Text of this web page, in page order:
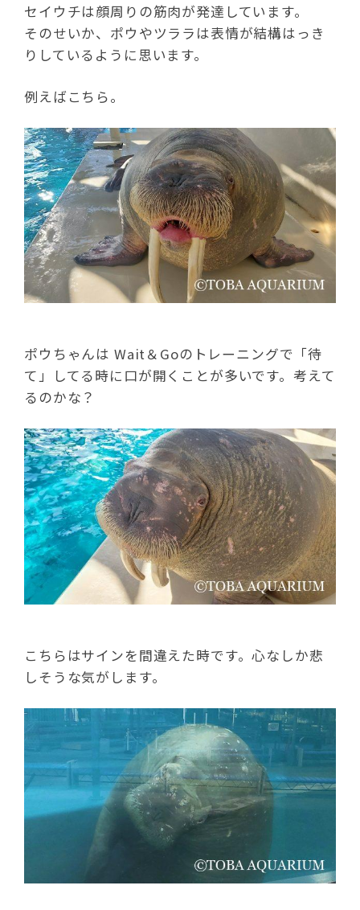
セイウチは顔周りの筋肉が発達しています。
そのせいか、ポウやツララは表情が結構はっき
りしているように思います。
例えばこちら。
ポウちゃんは Wait＆Goのトレーニングで「待
て」してる時に口が開くことが多いです。考えて
るのかな？
こちらはサインを間違えた時です。心なしか悲
しそうな気がします。